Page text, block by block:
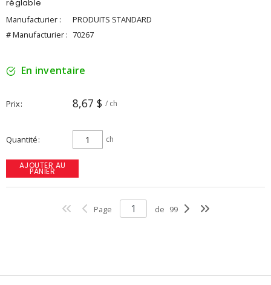
réglable
Manufacturier :
PRODUITS STANDARD
# Manufacturier : 70267
En inventaire
Prix 8,67 $ / ch
Quantité ch
AJOUTER AU
PANIER
Page de 99